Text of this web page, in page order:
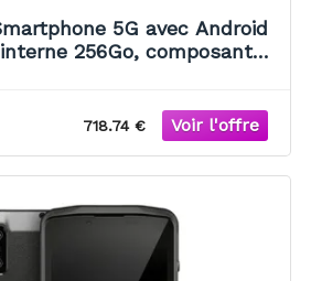
5G avec Android
256Go, composants
718.74 €